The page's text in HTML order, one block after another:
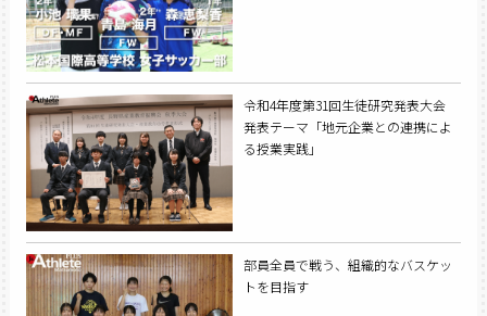
令和4年度第31回生徒研究発表大会
発表テーマ「地元企業との連携によ
る授業実践」
部員全員で戦う、組織的なバスケッ
トを目指す